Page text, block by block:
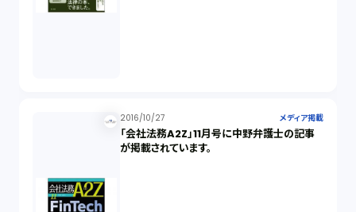
2016/10/27 メディア掲載
「会社法務A2Z」11月号に中野弁護士の記事
が掲載されています。